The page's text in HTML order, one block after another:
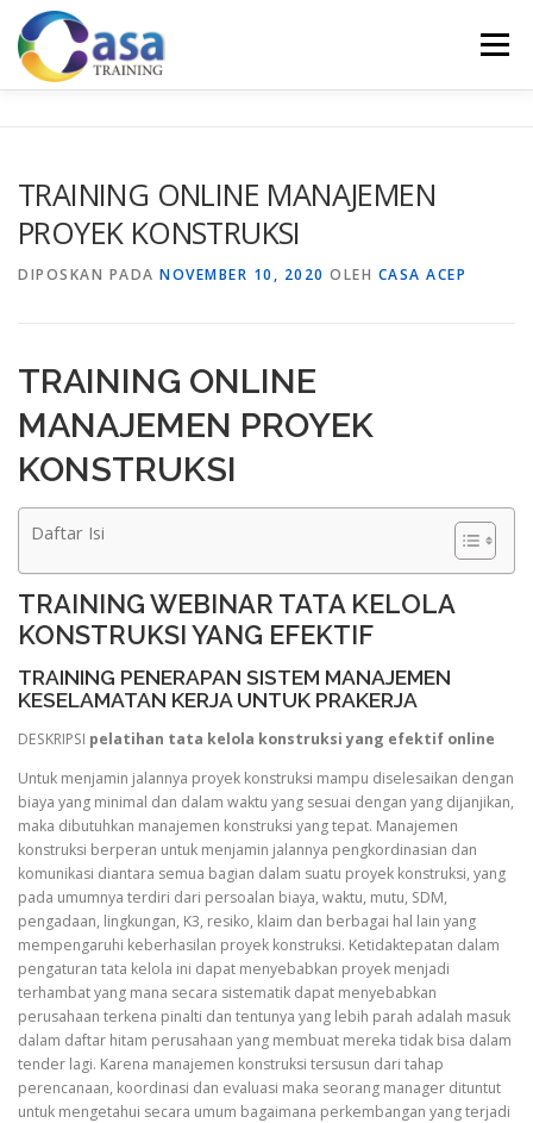
Lompat
konten
Menu
KONTAK KAMI SERTIFIKASI
TRAINING ONLINE MANAJEMEN
PROYEK KONSTRUKSI
DIPOSKAN PADA NOVEMBER 10, 2020 OLEH CASA ACEP
TRAINING ONLINE
MANAJEMEN PROYEK
KONSTRUKSI
Daftar Isi
TRAINING WEBINAR TATA KELOLA
KONSTRUKSI YANG EFEKTIF
TRAINING PENERAPAN SISTEM MANAJEMEN
KESELAMATAN KERJA UNTUK PRAKERJA
DESKRIPSI pelatihan tata kelola konstruksi yang efektif online
Untuk menjamin jalannya proyek konstruksi mampu diselesaikan dengan
biaya yang minimal dan dalam waktu yang sesuai dengan yang dijanjikan,
maka dibutuhkan manajemen konstruksi yang tepat. Manajemen
konstruksi berperan untuk menjamin jalannya pengkordinasian dan
komunikasi diantara semua bagian dalam suatu proyek konstruksi, yang
pada umumnya terdiri dari persoalan biaya, waktu, mutu, SDM,
pengadaan, lingkungan, K3, resiko, klaim dan berbagai hal lain yang
mempengaruhi keberhasilan proyek konstruksi. Ketidaktepatan dalam
pengaturan tata kelola ini dapat menyebabkan proyek menjadi
terhambat yang mana secara sistematik dapat menyebabkan
perusahaan terkena pinalti dan tentunya yang lebih parah adalah masuk
dalam daftar hitam perusahaan yang membuat mereka tidak bisa dalam
tender lagi. Karena manajemen konstruksi tersusun dari tahap
perencanaan, koordinasi dan evaluasi maka seorang manager dituntut
untuk mengetahui secara umum bagaimana perkembangan yang terjadi